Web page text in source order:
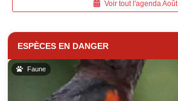
Voir tout l'agenda Août
ESPÈCES EN DANGER
Faune